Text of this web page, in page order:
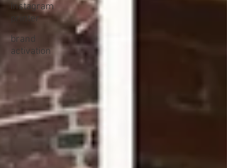
Instagram
printer
brand
activation